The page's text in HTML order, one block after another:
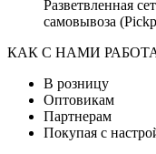
Разветвленная
самовывоза
КАК С НАМИ
В розницу
Оптовикам
Партнерам
Покупая с